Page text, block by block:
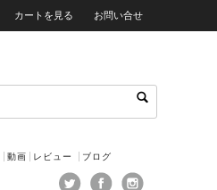
カートを見る お問い合せ
動画 レビュー ブログ